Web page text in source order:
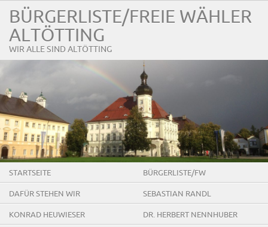
BÜRGERLISTE/FREIE WÄHLER
ALTÖTTING
WIR ALLE SIND ALTÖTTING
STARTSEITE BÜRGERLISTE/FW
DAFÜR STEHEN WIR SEBASTIAN RANDL
KONRAD HEUWIESER DR. HERBERT NENNHUBER